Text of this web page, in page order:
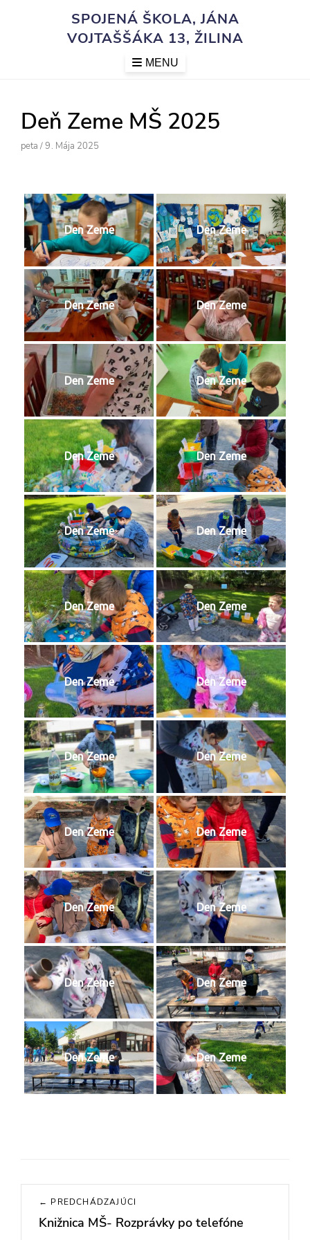
SPOJENÁ ŠKOLA, JÁNA
VOJTAŠŠÁKA 13, ŽILINA
MENU
Deň Zeme MŠ 2025
Author
Peta /Posted
9. Mája 2025
Den Zeme Den Zeme
Den Zeme Den Zeme
Den Zeme Den Zeme
Den Zeme Den Zeme
Den Zeme Den Zeme
Den Zeme Den Zeme
Den Zeme Den Zeme
Den Zeme Den Zeme
Den Zeme Den Zeme
Den Zeme Den Zeme
Den Zeme Den Zeme
Den Zeme Den Zeme
Navigácia
článku
← PREDCHÁDZAJÚCI
Previous
Knižnica MŠ- Rozprávky po telefóne